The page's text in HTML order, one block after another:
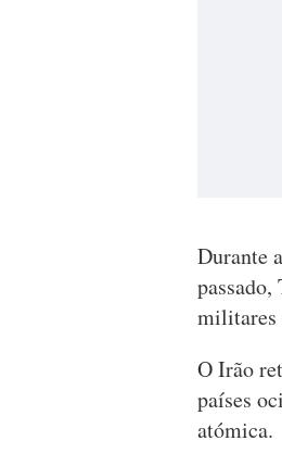
Durante
passado,
militares
O Irão
países
atómica.